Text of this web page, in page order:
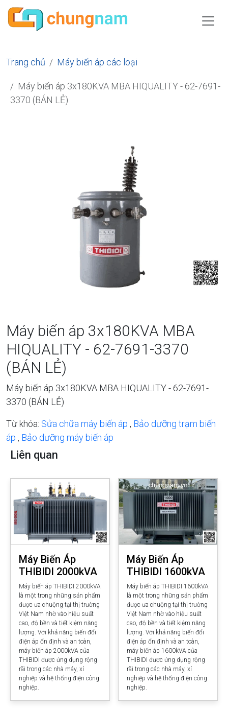
Trang chủ Máy biến áp các loại
Máy biến áp 3x180KVA MBA HIQUALITY - 62-7691-
3370 (BÁN LẺ)
Máy biến áp 3x180KVA MBA
HIQUALITY - 62-7691-3370
(BÁN LẺ)
Máy biến áp 3x180KVA MBA HIQUALITY - 62-7691-
3370 (BÁN LẺ)
Từ khóa: Sửa chữa máy biến áp , Bảo dưỡng trạm biến
áp , Bảo dưỡng máy biến áp
Liên quan
Máy Biến Áp
THIBIDI 2000kVA
Máy biến áp THIBIDI 2000kVA
là một trong những sản phẩm
được ưa chuộng tại thị trường
Việt Nam nhờ vào hiệu suất
cao, độ bền và tiết kiệm năng
lượng. Với khả năng biến đổi
điện áp ổn định và an toàn,
máy biến áp 2000kVA của
THIBIDI được ứng dụng rộng
rãi trong các nhà máy, xí
nghiệp và hệ thống điện công
nghiệp.
Máy Biến Áp
THIBIDI 1600kVA
Máy biến áp THIBIDI 1600kVA
là một trong những sản phẩm
được ưa chuộng tại thị trường
Việt Nam nhờ vào hiệu suất
cao, độ bền và tiết kiệm năng
lượng. Với khả năng biến đổi
điện áp ổn định và an toàn,
máy biến áp 1600kVA của
THIBIDI được ứng dụng rộng
rãi trong các nhà máy, xí
nghiệp và hệ thống điện công
nghiệp.